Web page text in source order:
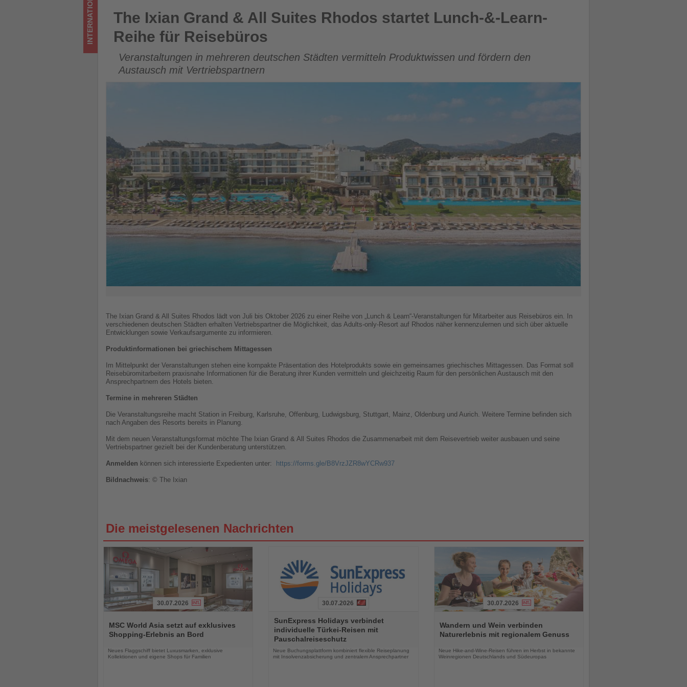
Reisebüros
The Ixian Grand & All Suites Rhodos startet Lunch-&-Learn-Reihe für Reisebüros
INTERNATIONAL
The Ixian Grand & All Suites Rhodos startet Lunch-&-Learn-
Reihe für Reisebüros
Veranstaltungen in mehreren deutschen Städten vermitteln Produktwissen und fördern den
Austausch mit Vertriebspartnern
The Ixian Grand & All Suites Rhodos lädt von Juli bis Oktober 2026 zu einer Reihe von „Lunch & Learn“-Veranstaltungen für Mitarbeiter aus Reisebüros ein. In
verschiedenen deutschen Städten erhalten Vertriebspartner die Möglichkeit, das Adults-only-Resort auf Rhodos näher kennenzulernen und sich über aktuelle
Entwicklungen sowie Verkaufsargumente zu informieren.
Produktinformationen bei griechischem Mittagessen
Im Mittelpunkt der Veranstaltungen stehen eine kompakte Präsentation des Hotelprodukts sowie ein gemeinsames griechisches Mittagessen. Das Format soll
Reisebüromitarbeitern praxisnahe Informationen für die Beratung ihrer Kunden vermitteln und gleichzeitig Raum für den persönlichen Austausch mit den
Ansprechpartnern des Hotels bieten.
Termine in mehreren Städten
Die Veranstaltungsreihe macht Station in Freiburg, Karlsruhe, Offenburg, Ludwigsburg, Stuttgart, Mainz, Oldenburg und Aurich. Weitere Termine befinden sich
nach Angaben des Resorts bereits in Planung.
Mit dem neuen Veranstaltungsformat möchte The Ixian Grand & All Suites Rhodos die Zusammenarbeit mit dem Reisevertrieb weiter ausbauen und seine
Vertriebspartner gezielt bei der Kundenberatung unterstützen.
Anmelden können sich interessierte Expedienten unter: https://forms.gle/B8VrzJZR8wYCRw937
Bildnachweis: © The Ixian
Die meistgelesenen Nachrichten
Sie
die
Nachrichten
30.07.2026
MSC World Asia setzt auf exklusives
Shopping-Erlebnis an Bord
Neues Flaggschiff bietet Luxusmarken, exklusive
Kollektionen und eigene Shops für Familien
Sie
die
Nachrichten
30.07.2026
SunExpress Holidays verbindet
individuelle Türkei-Reisen mit
Pauschalreiseschutz
Neue Buchungsplattform kombiniert flexible Reiseplanung
mit Insolvenzabsicherung und zentralem Ansprechpartner
Sie
die
30.07.2026
Wandern und Wein verbinden
Naturerlebnis mit regionalem Genuss
Neue Hike-and-Wine-Reisen führen im Herbst in bekannte
Weinregionen Deutschlands und Südeuropas